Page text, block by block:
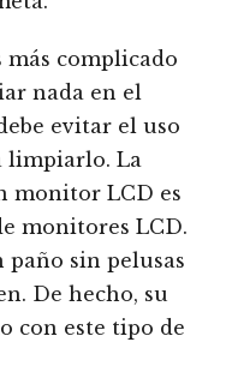
complicado
nada en el
evitar el uso
limpiarlo. La
monitor LCD es
monitores LCD.
paño sin pelusas
De hecho, su
con este tipo de